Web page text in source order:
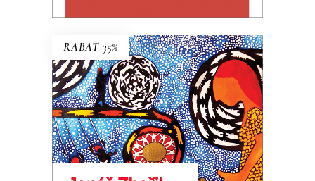
RABAT 35%
FLORA
Premiera: 20 maja 2026